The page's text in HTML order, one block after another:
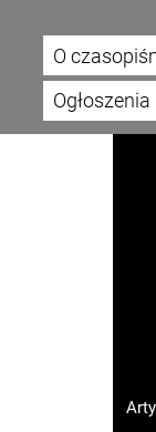
Main
O
Ogłoszenia